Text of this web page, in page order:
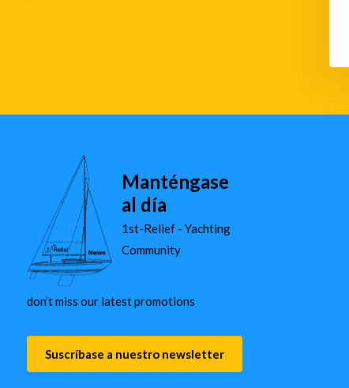
Manténgase
al día
1st-Relief - Yachting
Community
don’t miss our latest promotions
Suscríbase a nuestro newsletter